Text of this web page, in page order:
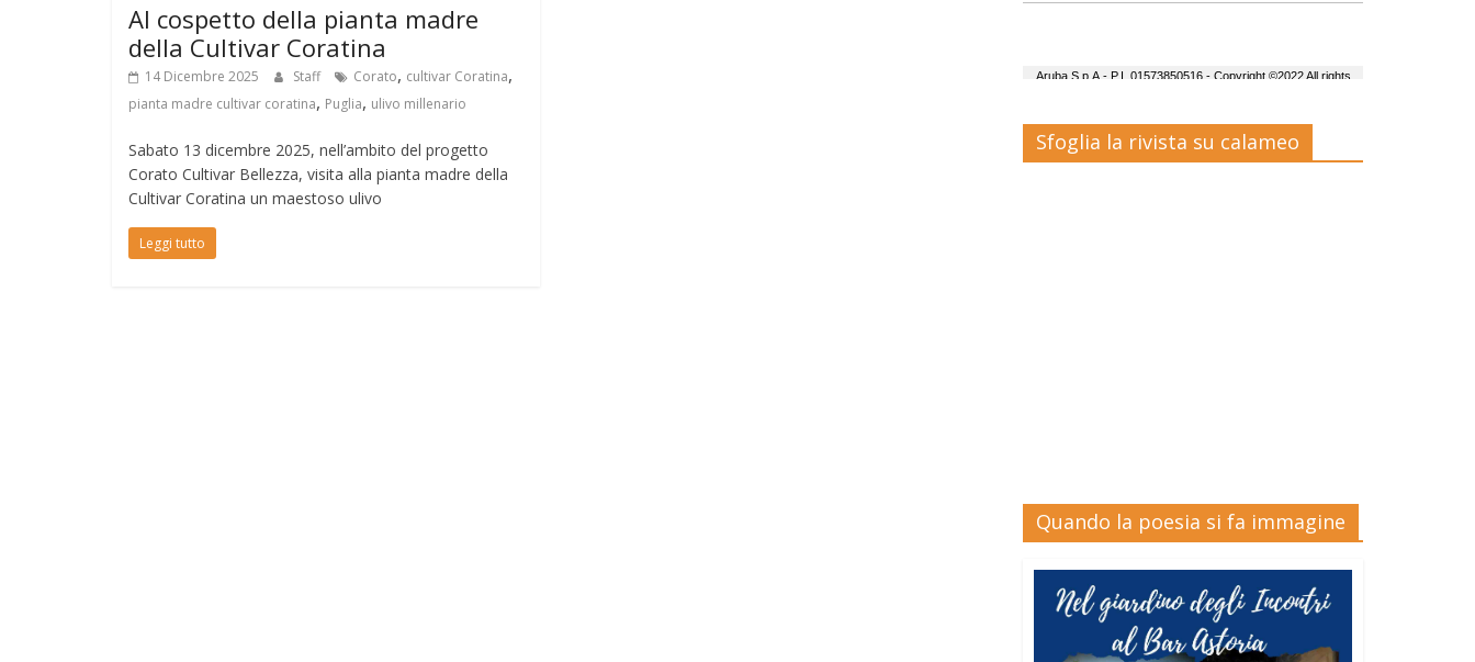
Al cospetto della pianta madre
della Cultivar Coratina
14 Dicembre 2025 Staff Corato, cultivar Coratina,
pianta madre cultivar coratina, Puglia, ulivo millenario
Sabato 13 dicembre 2025, nell’ambito del progetto
Corato Cultivar Bellezza, visita alla pianta madre della
Cultivar Coratina un maestoso ulivo
Leggi tutto
Sfoglia la rivista su calameo
Quando la poesia si fa immagine